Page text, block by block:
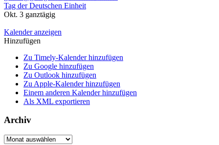
Tag der Deutschen Einheit
Okt. 3 ganztägig
Kalender anzeigen
Hinzufügen
Zu Timely-Kalender hinzufügen
Zu Google hinzufügen
Zu Outlook hinzufügen
Zu Apple-Kalender hinzufügen
Einem anderen Kalender hinzufügen
Als XML exportieren
Archiv
Archiv